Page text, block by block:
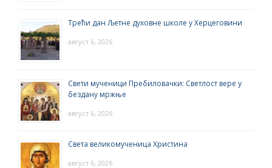
Трећи дан Љетне духовне школе у Херцеговини
август 6, 2026
Свети мученици Пребиловачки: Светлост вере у
бездану мржње
август 6, 2026
Света великомученица Христина
август 6, 2026